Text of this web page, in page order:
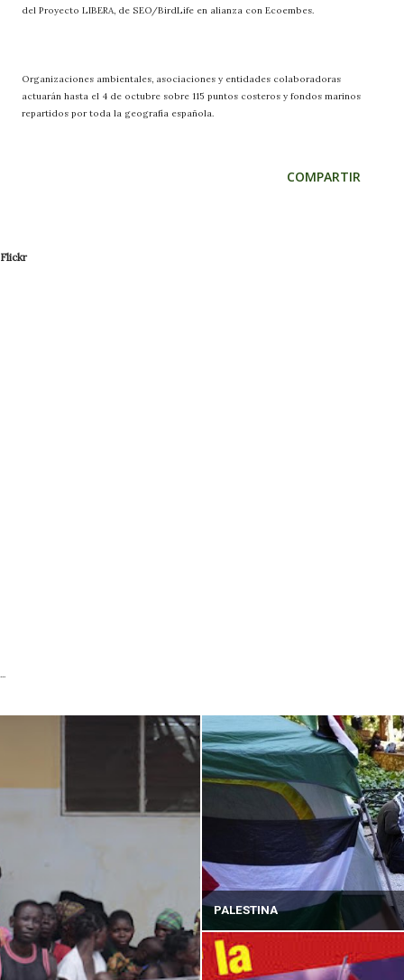
del Proyecto LIBERA, de SEO/BirdLife en alianza con Ecoembes.
Organizaciones ambientales, asociaciones y entidades colaboradoras
actuarán hasta el 4 de octubre sobre 115 puntos costeros y fondos marinos
repartidos por toda la geografía española.
COMPARTIR
Flickr
...
PALESTINA